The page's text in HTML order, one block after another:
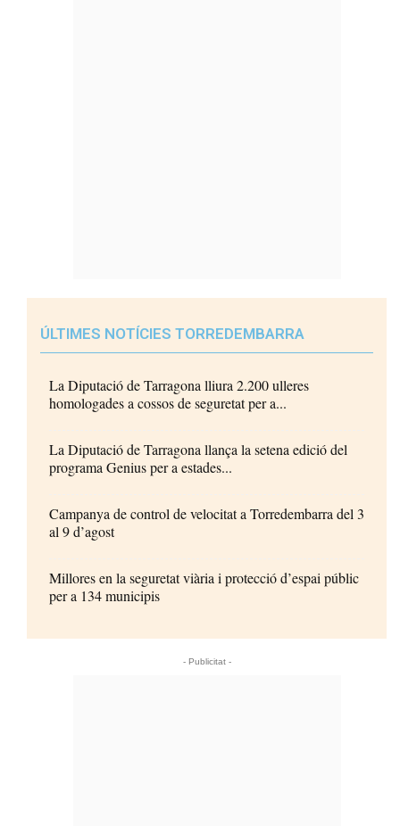
ÚLTIMES NOTÍCIES TORREDEMBARRA
La Diputació de Tarragona lliura 2.200 ulleres
homologades a cossos de seguretat per a...
La Diputació de Tarragona llança la setena edició del
programa Genius per a estades...
Campanya de control de velocitat a Torredembarra del 3
al 9 d’agost
Millores en la seguretat viària i protecció d’espai públic
per a 134 municipis
- Publicitat -